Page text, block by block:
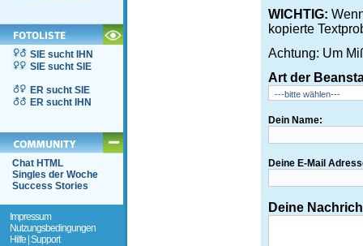
SIE sucht IHN
SIE sucht SIE
ER sucht SIE
ER sucht IHN
Chat HTML
Singles der Woche
Success Stories
Impressum
Nutzungsbedingungen
Hilfe | Support
WICHTIG:
kopierte
Achtung: Um
Art der
Dein Name:
Deine E-Mail
Deine